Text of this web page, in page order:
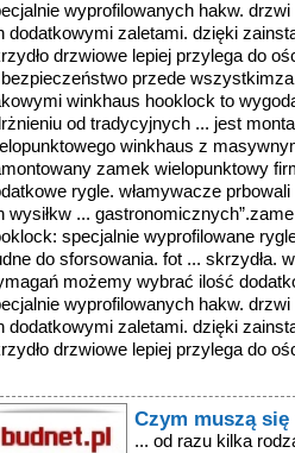
Czym muszą
... od razu kilka